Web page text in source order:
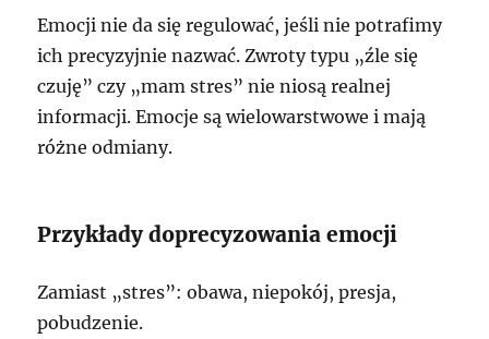
Emocji nie da się regulować, jeśli nie potrafimy
ich precyzyjnie nazwać. Zwroty typu „źle się
czuję” czy „mam stres” nie niosą realnej
informacji. Emocje są wielowarstwowe i mają
różne odmiany.
Przykłady doprecyzowania emocji
Zamiast „stres”: obawa, niepokój, presja,
pobudzenie.